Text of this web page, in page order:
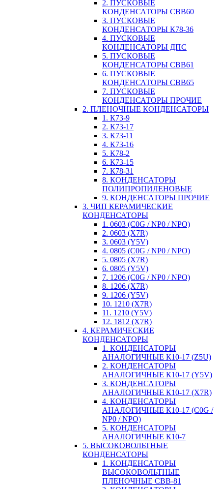
2. ПУСКОВЫЕ
КОНДЕНСАТОРЫ CBB60
3. ПУСКОВЫЕ
КОНДЕНСАТОРЫ К78-36
4. ПУСКОВЫЕ
КОНДЕНСАТОРЫ ДПС
5. ПУСКОВЫЕ
КОНДЕНСАТОРЫ CBB61
6. ПУСКОВЫЕ
КОНДЕНСАТОРЫ CBB65
7. ПУСКОВЫЕ
КОНДЕНСАТОРЫ ПРОЧИЕ
2. ПЛЕНОЧНЫЕ КОНДЕНСАТОРЫ
1. К73-9
2. К73-17
3. К73-11
4. К73-16
5. К78-2
6. К73-15
7. К78-31
8. КОНДЕНСАТОРЫ
ПОЛИПРОПИЛЕНОВЫЕ
9. КОНДЕНСАТОРЫ ПРОЧИЕ
3. ЧИП КЕРАМИЧЕСКИЕ
КОНДЕНСАТОРЫ
1. 0603 (C0G / NP0 / NPO)
2. 0603 (X7R)
3. 0603 (Y5V)
4. 0805 (C0G / NP0 / NPO)
5. 0805 (X7R)
6. 0805 (Y5V)
7. 1206 (C0G / NP0 / NPO)
8. 1206 (X7R)
9. 1206 (Y5V)
10. 1210 (X7R)
11. 1210 (Y5V)
12. 1812 (X7R)
4. КЕРАМИЧЕСКИЕ
КОНДЕНСАТОРЫ
1. КОНДЕНСАТОРЫ
АНАЛОГИЧНЫЕ К10-17 (Z5U)
2. КОНДЕНСАТОРЫ
АНАЛОГИЧНЫЕ К10-17 (Y5V)
3. КОНДЕНСАТОРЫ
АНАЛОГИЧНЫЕ К10-17 (X7R)
4. КОНДЕНСАТОРЫ
АНАЛОГИЧНЫЕ К10-17 (C0G /
NP0 / NPO)
5. КОНДЕНСАТОРЫ
АНАЛОГИЧНЫЕ К10-7
5. ВЫСОКОВОЛЬТНЫЕ
КОНДЕНСАТОРЫ
1. КОНДЕНСАТОРЫ
ВЫСОКОВОЛЬТНЫЕ
ПЛЕНОЧНЫЕ CBB-81